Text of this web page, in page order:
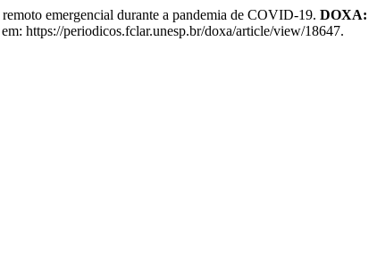
emergencial durante a pandemia de COVID-19. DOXA:
https://periodicos.fclar.unesp.br/doxa/article/view/18647.